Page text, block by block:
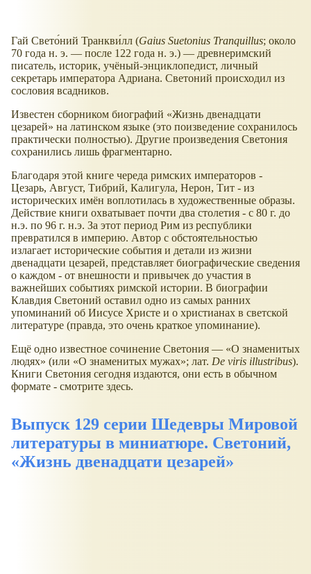
Гай Свето́ний Транкви́лл (Gaius Suetonius Tranquillus; около
70 года н. э. — после 122 года н. э.) — древнеримский
писатель, историк, учёный-энциклопедист, личный
секретарь императора Адриана. Светоний происходил из
сословия всадников.
Известен сборником биографий
Жизнь двенадцати
цезарей
на латинском языке (это поизведение сохранилось
практически полностью). Другие произведения Светония
сохранились лишь фрагментарно.
Благодаря этой книге череда римских императоров -
Цезарь, Август, Тибрий, Калигула, Нерон, Тит - из
исторических имён воплотилась в художественные образы.
Действие книги охватывает почти два столетия - с 80 г. до
н.э. по 96 г. н.э. За этот период Рим из республики
превратился в империю. Автор с обстоятельностью
излагает исторические события и детали из жизни
двенадцати цезарей, представляет биографические сведения
о каждом - от внешности и привычек до участия в
важнейших событиях римской истории. В биографии
Клавдия Светоний оставил одно из самых ранних
упоминаний об Иисусе Христе и о христианах в светской
литературе (правда, это очень краткое упоминание).
Ещё одно известное сочинение Светония —
О знаменитых
людях
(или О знаменитых мужах ; лат. De viris illustribus).
Книги Светония сегодня издаются, они есть в обычном
формате - смотрите здесь.
Выпуск 129 серии Шедевры Мировой
литературы в миниатюре. Светоний,
Жизнь двенадцати цезарей